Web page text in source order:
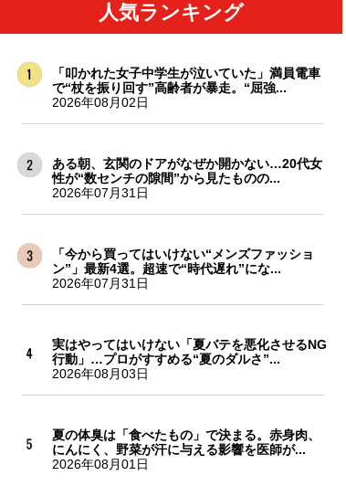
人気ランキング
「叩かれた女子中学生が泣いていた」満員電車
で“杖を振り回す”高齢者が暴走。“屈強...
2026年08月02日
ある朝、玄関のドアがなぜか開かない…20代女
性が“数センチの隙間”から見たものの...
2026年07月31日
「今から買ってはいけない“メンズファッショ
ン”」最新4選。超速で“時代遅れ”にな...
2026年07月31日
実はやってはいけない「夏バテを悪化させるNG
行動」…プロがすすめる“夏のダルさ”...
2026年08月03日
夏の体臭は「食べたもの」で決まる。赤身肉、
にんにく、野菜が汗に与える影響を医師が...
2026年08月01日